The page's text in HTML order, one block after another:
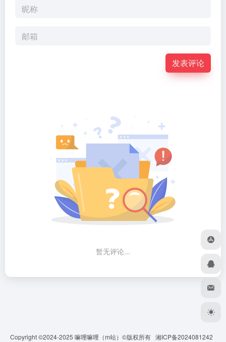
发表评论
暂无评论...
Copyright ©2024-2025 嘛哩嘛哩 （m站）©版权所有 湘ICP备2024081242